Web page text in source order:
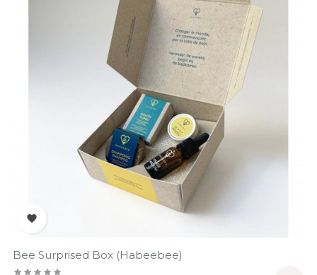

Bee Surprised Box (Habeebee)